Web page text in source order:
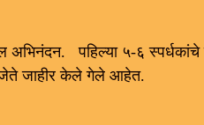
अभिनंदन. पहिल्या ५-६
जाहीर केले गेले आहेत.